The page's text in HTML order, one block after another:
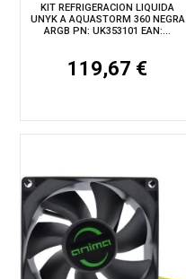
KIT REFRIGERACION LIQUIDA
UNYK A AQUASTORM 360 NEGRA
ARGB PN: UK353101 EAN:...
119,67 €